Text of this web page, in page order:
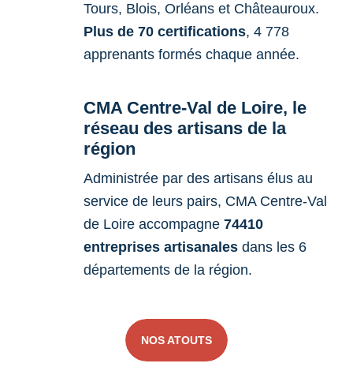
Tours, Blois, Orléans et Châteauroux.
Plus de 70 certifications, 4 778
apprenants formés chaque année.
CMA Centre-Val de Loire, le
réseau des artisans de la
région
Administrée par des artisans élus au
service de leurs pairs, CMA Centre-Val
de Loire accompagne 74410
entreprises artisanales dans les 6
départements de la région.
NOS ATOUTS